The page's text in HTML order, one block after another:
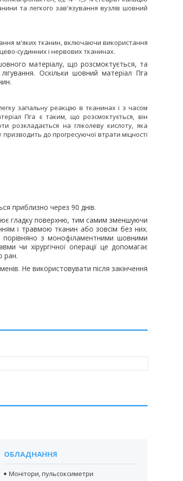
та легкого зав'язування вузлів шовний
м'яких тканин, включаючи використання
судинних і нервових тканинах.
матеріалу, що розсмоктується, та
Оскільки шовний матеріал Пга
запальну реакцію в тканинах і з часом
Пга є таким, що розсмоктується, він
розкладається на гліколеву кислоту, яка
до прогресуючої втрати міцності
приблизно через 90 днів.
гладку поверхню, тим самим зменшуючи
і травмою тканин або зовсім без них.
порівняно з монофіламентними шовними
чи хірургічної операції це допомагає
ран.
Не використовувати після закінчення
ОБЛАДНАННЯ
Монітори, пульсоксиметри